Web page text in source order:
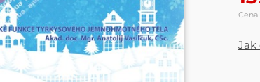
Cena
Jak